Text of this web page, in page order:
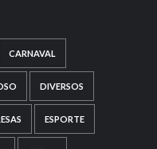
CARNAVAL
DIVERSOS
ESPORTE